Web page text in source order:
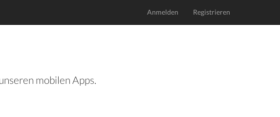
Anmelden Registrieren
mobilen Apps.